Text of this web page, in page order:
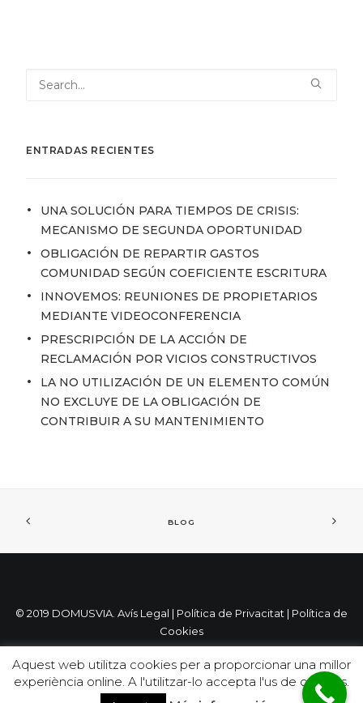
ENTRADAS RECIENTES
UNA SOLUCIÓN PARA TIEMPOS DE CRISIS:
MECANISMO DE SEGUNDA OPORTUNIDAD
OBLIGACIÓN DE REPARTIR GASTOS
COMUNIDAD SEGÚN COEFICIENTE ESCRITURA
INNOVEMOS: REUNIONES DE PROPIETARIOS
MEDIANTE VIDEOCONFERENCIA
PRESCRIPCIÓN DE LA ACCIÓN DE
RECLAMACIÓN POR VICIOS CONSTRUCTIVOS
LA NO UTILIZACIÓN DE UN ELEMENTO COMÚN
NO EXCLUYE DE LA OBLIGACIÓN DE
CONTRIBUIR A SU MANTENIMIENTO
BLOG
© 2019 DOMUSVIA. Avís Legal | Política de Privacitat | Política de
Cookies
Aquest web utilitza cookies per a proporcionar una millor
experiència online. A l'utilitzar-lo accepta l'us de cookies.